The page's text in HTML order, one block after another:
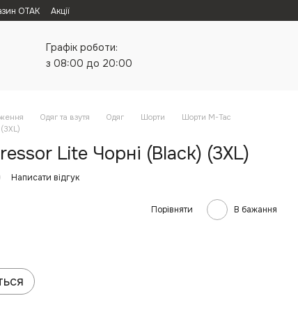
ОТАК Акції
Графік роботи:
з 08:00 до 20:00
Одяг та взутя Одяг Шорти
Шорти M-Tac
Lite Чорні (Black) (3XL)
Написати відгук
Порівняти В бажання